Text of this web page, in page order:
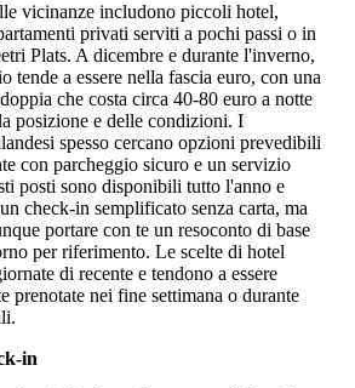
vicinanze includono piccoli hotel,
privati serviti a pochi passi o in
Plats. A dicembre e durante l'inverno,
tende a essere nella fascia euro, con una
che costa circa 40-80 euro a notte
posizione e delle condizioni. I
spesso cercano opzioni prevedibili
con parcheggio sicuro e un servizio
posti sono disponibili tutto l'anno e
check-in semplificato senza carta, ma
portare con te un resoconto di base
per riferimento. Le scelte di hotel
di recente e tendono a essere
prenotate nei fine settimana o durante
in